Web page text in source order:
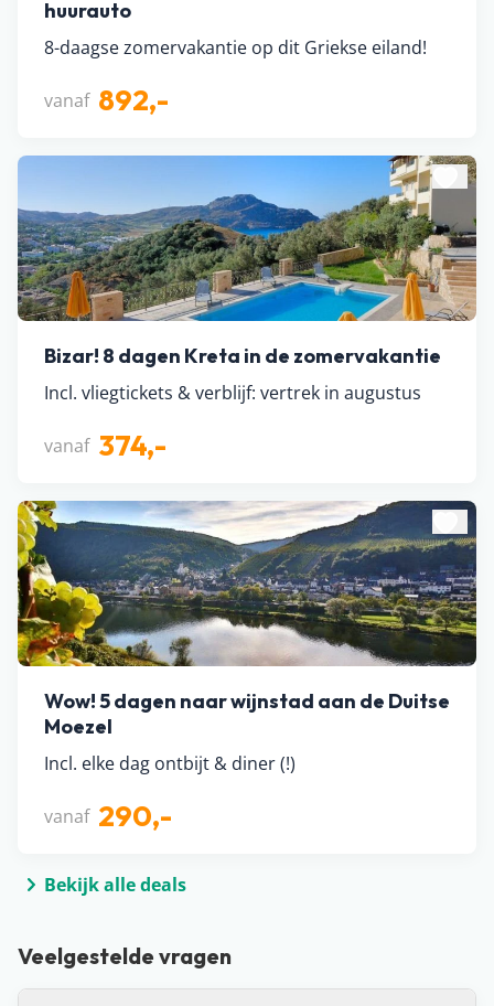
huurauto
8-daagse zomervakantie op dit Griekse eiland!
vanaf 892,-
Bizar! 8 dagen Kreta in de zomervakantie
Incl. vliegtickets & verblijf: vertrek in augustus
vanaf 374,-
Wow! 5 dagen naar wijnstad aan de Duitse
Moezel
Incl. elke dag ontbijt & diner (!)
vanaf 290,-
Bekijk alle deals
Veelgestelde vragen